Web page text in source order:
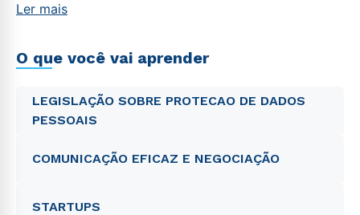
Ler mais
O que você vai aprender
LEGISLAÇÃO SOBRE PROTECAO DE DADOS
PESSOAIS
COMUNICAÇÃO EFICAZ E NEGOCIAÇÃO
STARTUPS